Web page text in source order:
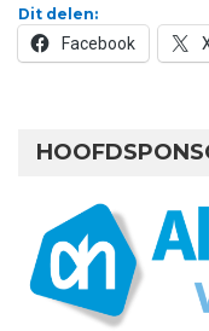
Dit delen:
Facebook